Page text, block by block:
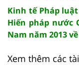
Kinh tế Pháp
Hiến pháp nước
Nam năm 2013
Xem thêm các